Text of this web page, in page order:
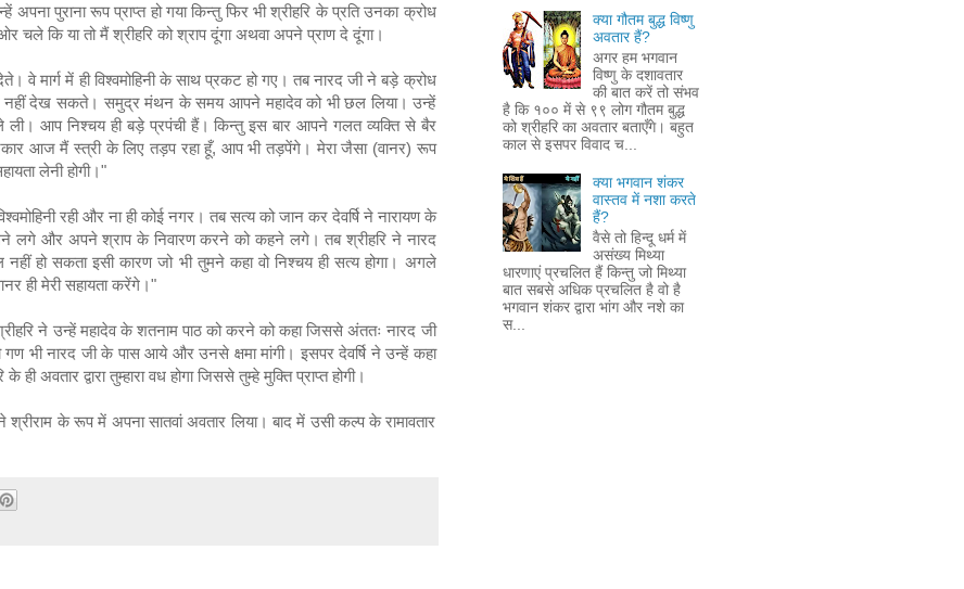
अपना पुराना रूप प्राप्त हो गया किन्तु फिर भी श्रीहरि के प्रति उनका क्रोध
कि या तो मैं श्रीहरि को श्राप दूंगा अथवा अपने प्राण दे दूंगा।
वे मार्ग में ही विश्वमोहिनी के साथ प्रकट हो गए। तब नारद जी ने बड़े क्रोध
नहीं देख सकते। समुद्र मंथन के समय आपने महादेव को भी छल लिया। उन्हें
ली। आप निश्चय ही बड़े प्रपंची हैं। किन्तु इस बार आपने गलत व्यक्ति से बैर
आज मैं स्त्री के लिए तड़प रहा हूँ, आप भी तड़पेंगे। मेरा जैसा (वानर) रूप
लेनी होगी।"
रही और ना ही कोई नगर। तब सत्य को जान कर देवर्षि ने नारायण के
लगे और अपने श्राप के निवारण करने को कहने लगे। तब श्रीहरि ने नारद
हो सकता इसी कारण जो भी तुमने कहा वो निश्चय ही सत्य होगा। अगले
ही मेरी सहायता करेंगे।"
ने उन्हें महादेव के शतनाम पाठ को करने को कहा जिससे अंततः नारद जी
गण भी नारद जी के पास आये और उनसे क्षमा मांगी। इसपर देवर्षि ने उन्हें कहा
ही अवतार द्वारा तुम्हारा वध होगा जिससे तुम्हे मुक्ति प्राप्त होगी।
श्रीराम के रूप में अपना सातवां अवतार लिया। बाद में उसी कल्प के रामावतार
क्या गौतम बुद्ध विष्णु
अवतार हैं?
अगर हम भगवान
विष्णु के दशावतार
की बात करें तो संभव
है कि १०० में से ९९ लोग गौतम बुद्ध
को श्रीहरि का अवतार बताएँगे। बहुत
काल से इसपर विवाद च...
क्या भगवान शंकर
वास्तव में नशा करते
हैं?
वैसे तो हिन्दू धर्म में
असंख्य मिथ्या
धारणाएं प्रचलित हैं किन्तु जो मिथ्या
बात सबसे अधिक प्रचलित है वो है
भगवान शंकर द्वारा भांग और नशे का
स...